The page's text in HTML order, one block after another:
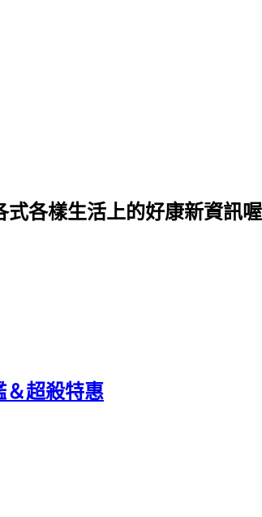
各樣生活上的好康新資訊喔
＆超殺特惠